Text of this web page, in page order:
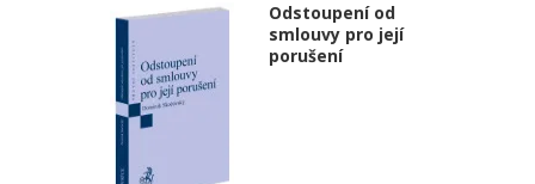
Odstoupení od
smlouvy pro její
porušení